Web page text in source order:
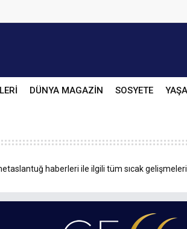
DÜNYA MAGAZİN SOSYETE
haberleri ile ilgili tüm sıcak